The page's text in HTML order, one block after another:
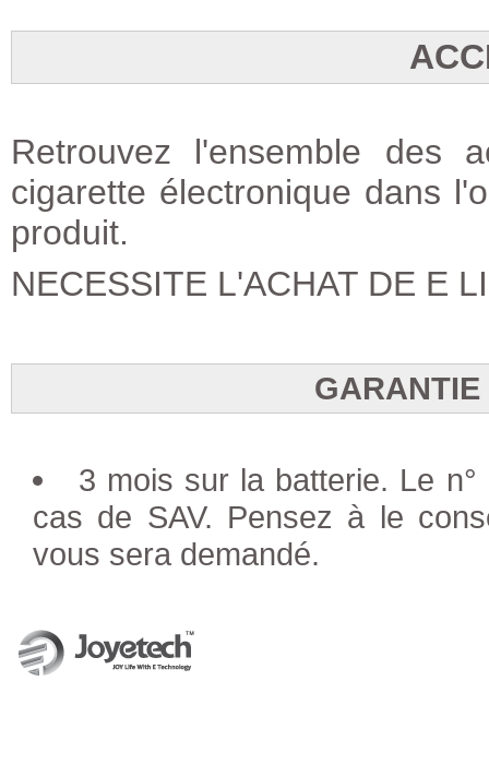
Retrouvez l'ensemble des
cigarette électronique dans
produit.
NECESSITE L'ACHAT DE E
GARANTIE
3 mois sur la batterie. Le
cas de SAV. Pensez à le
vous sera demandé.